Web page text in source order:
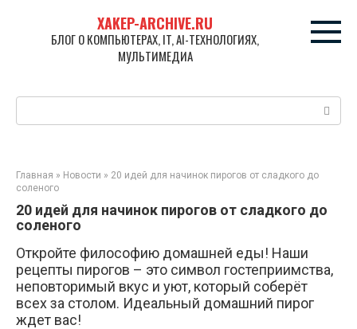
XAKEP-ARCHIVE.RU
БЛОГ О КОМПЬЮТЕРАХ, IT, AI-ТЕХНОЛОГИЯХ,
МУЛЬТИМЕДИА
Поиск:
Главная » Новости » 20 идей для начинок пирогов от сладкого до
соленого
20 идей для начинок пирогов от сладкого до
соленого
Откройте философию домашней еды! Наши
рецепты пирогов – это символ гостеприимства,
неповторимый вкус и уют, который соберёт
всех за столом. Идеальный домашний пирог
ждет вас!